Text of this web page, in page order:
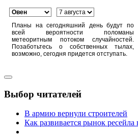
Планы на сегодняшний день будут по
всей вероятности поломаны
метеоритным потоком случайностей.
Позаботьтесь о собственных тылах,
возможно, сегодня придется отступать.
Выбор читателей
В армию вернули строителей
Как развивается рынок ресейла